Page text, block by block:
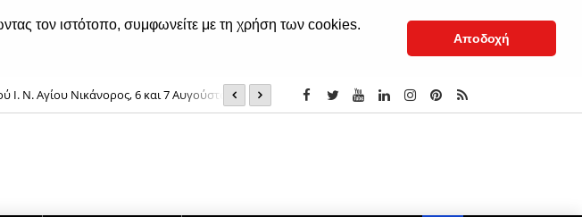
τον ιστότοπο, συμφωνείτε με τη χρήση των cookies.
Αποδοχή
Ι. Ν. Αγίου Νικάνορος, 6 και 7 Αυγούστου 2026 Μνήμες από το χωριό...